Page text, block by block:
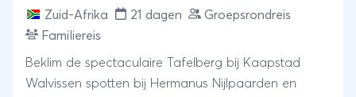
Zuid-Afrika 21 dagen
Groepsrondreis
Familiereis
Beklim de spectaculaire Tafelberg bij Kaapstad
Walvissen spotten bij Hermanus Nijlpaarden en